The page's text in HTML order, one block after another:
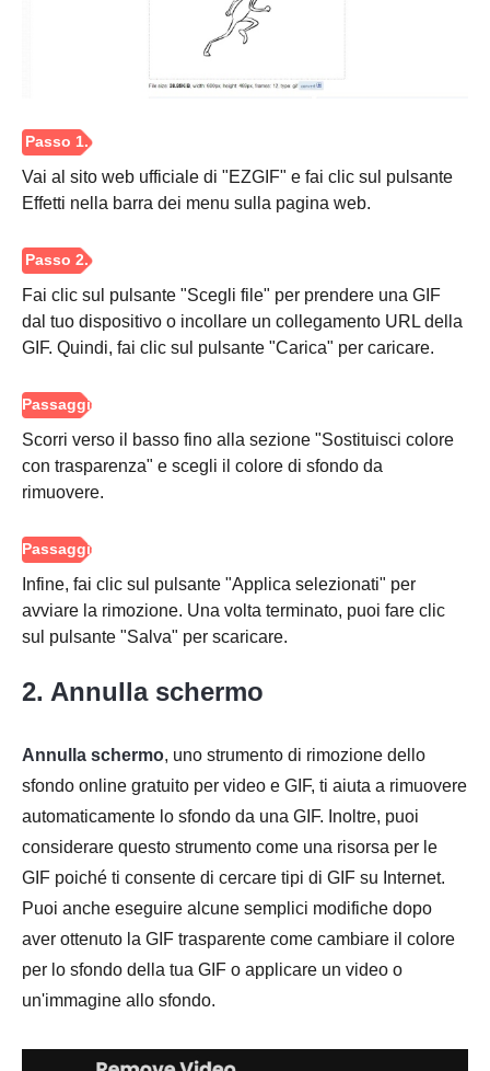
Passo 1.
Vai al sito web ufficiale di "EZGIF" e fai clic sul pulsante
Effetti nella barra dei menu sulla pagina web.
Passo 2.
Fai clic sul pulsante "Scegli file" per prendere una GIF
dal tuo dispositivo o incollare un collegamento URL della
GIF. Quindi, fai clic sul pulsante "Carica" per caricare.
Passaggio
3.
Scorri verso il basso fino alla sezione "Sostituisci colore
con trasparenza" e scegli il colore di sfondo da
rimuovere.
Passaggio
4.
Infine, fai clic sul pulsante "Applica selezionati" per
avviare la rimozione. Una volta terminato, puoi fare clic
sul pulsante "Salva" per scaricare.
2. Annulla schermo
Annulla schermo, uno strumento di rimozione dello
sfondo online gratuito per video e GIF, ti aiuta a rimuovere
automaticamente lo sfondo da una GIF. Inoltre, puoi
considerare questo strumento come una risorsa per le
GIF poiché ti consente di cercare tipi di GIF su Internet.
Puoi anche eseguire alcune semplici modifiche dopo
aver ottenuto la GIF trasparente come cambiare il colore
per lo sfondo della tua GIF o applicare un video o
un'immagine allo sfondo.